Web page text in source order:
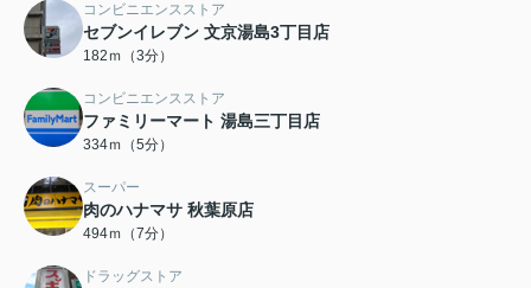
コンビニエンスストア
セブンイレブン 文京湯島3丁目店
182ｍ（3分）
コンビニエンスストア
ファミリーマート 湯島三丁目店
334ｍ（5分）
スーパー
肉のハナマサ 秋葉原店
494ｍ（7分）
ドラッグストア